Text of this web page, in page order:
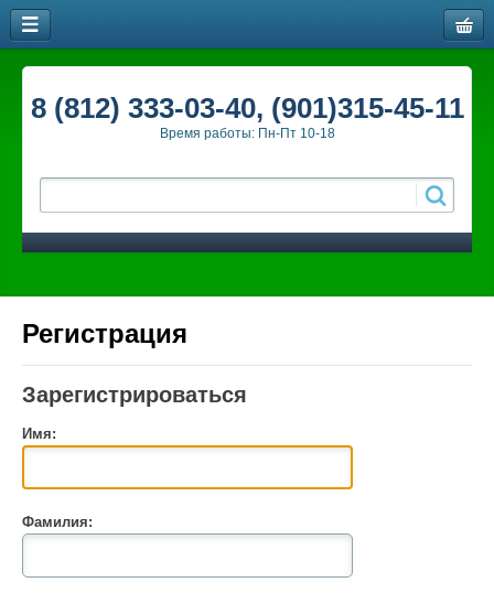
8 (812) 333-03-40, (901)315-45-11
Время работы: Пн-Пт 10-18
Регистрация
Зарегистрироваться
Имя:
Фамилия: